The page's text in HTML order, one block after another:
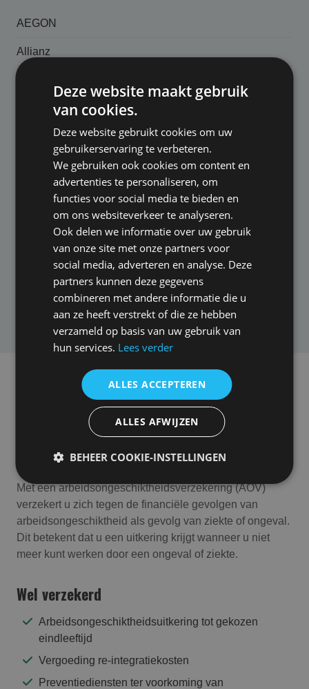
AEGON
Allianz
Avero Achmea
Goudse
H & L Abroad Disability Solutions
Klaverblad
Unim / Reaal
Wat verzekert u met een
arbeidsongeschikt­heids­verzekering
(AOV)
Met een arbeidsongeschiktheidsverzekering (AOV)
verzekert u zich tegen de financiële gevolgen van
arbeidsongeschiktheid als gevolg van ziekte of ongeval.
Dit betekent dat u een uitkering krijgt wanneer u niet
meer kunt werken door een ongeval of ziekte.
Wel verzekerd
Arbeidsongeschiktheidsuitkering tot gekozen
eindleeftijd
Vergoeding re-integratiekosten
Preventiediensten ter voorkoming van
Deze website maakt gebruik
van cookies.
Deze website gebruikt cookies om uw
gebruikerservaring te verbeteren.
We gebruiken ook cookies om content en
advertenties te personaliseren, om
functies voor social media te bieden en
om ons websiteverkeer te analyseren.
Ook delen we informatie over uw gebruik
van onze site met onze partners voor
social media, adverteren en analyse. Deze
partners kunnen deze gegevens
combineren met andere informatie die u
aan ze heeft verstrekt of die ze hebben
verzameld op basis van uw gebruik van
hun services. Lees verder
ALLES ACCEPTEREN
ALLES AFWIJZEN
BEHEER COOKIE-INSTELLINGEN